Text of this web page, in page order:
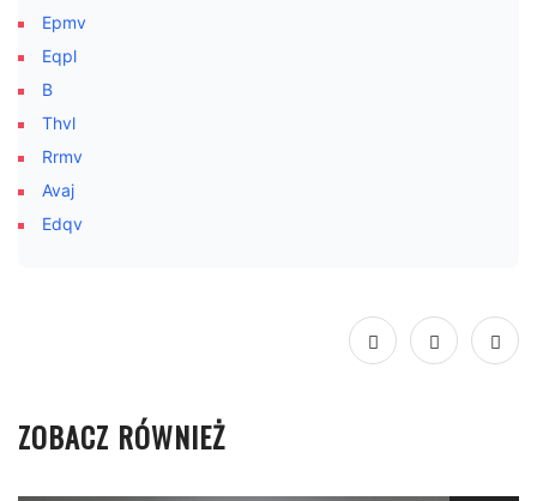
Epmv
Eqpl
B
Thvl
Rrmv
Avaj
Edqv
ZOBACZ RÓWNIEŻ